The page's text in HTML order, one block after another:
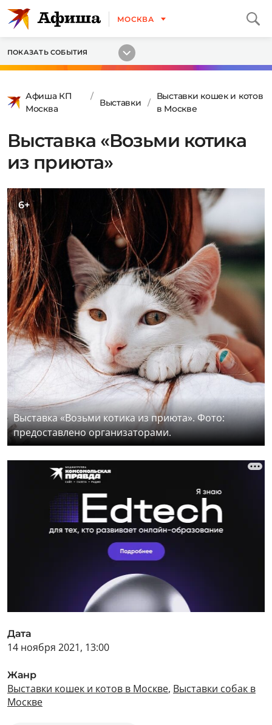
МОСКВА
ПОКАЗАТЬ СОБЫТИЯ
Афиша КП
Москва
Выставки
Выставки кошек и котов
в Москве
Выставка «Возьми котика
из приюта»
6+
Выставка «Возьми котика из приюта». Фото:
предоставлено организаторами.
Дата
14 ноября 2021, 13:00
Жанр
Выставки кошек и котов в Москве, Выставки собак в
Москве